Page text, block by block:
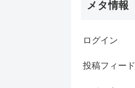
メタ情報
ログイン
投稿フィード